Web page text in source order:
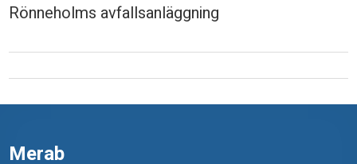
r
Rönneholms avfallsanläggning
Merab